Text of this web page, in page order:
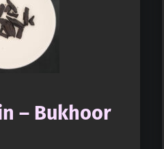
– Bukhoor